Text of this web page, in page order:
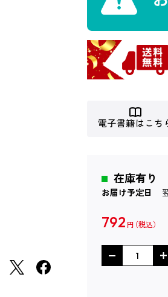
電子書籍はこち
在庫有り
お届け予定日
792 円